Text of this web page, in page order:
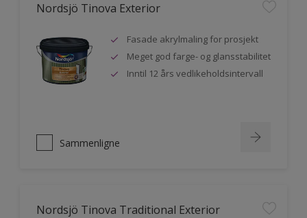
Nordsjö Tinova Exterior
Fasade akrylmaling for prosjekt
Meget god farge- og glansstabilitet
Inntil 12 års vedlikeholdsintervall
Sammenligne
Nordsjö Tinova Traditional Exterior